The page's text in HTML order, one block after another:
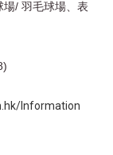
/ 羽毛球場、表
Information